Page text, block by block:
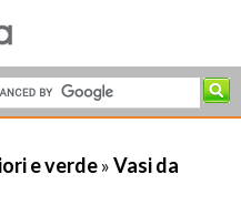
e verde»Vasi da